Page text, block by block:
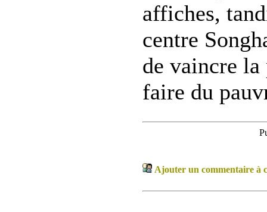
affiches,
centre
de vaincre la
faire du
Ajouter un commentaire à